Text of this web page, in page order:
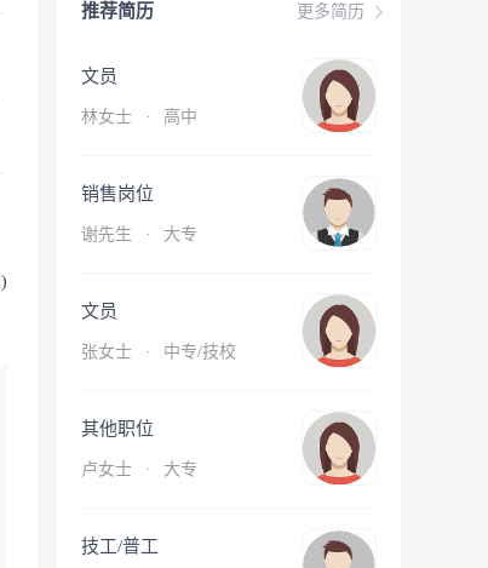
更多简历
推荐简历
文员
林女士 · 高中
销售岗位
谢先生 · 大专
文员
张女士 · 中专/技校
其他职位
卢女士 · 大专
技工/普工